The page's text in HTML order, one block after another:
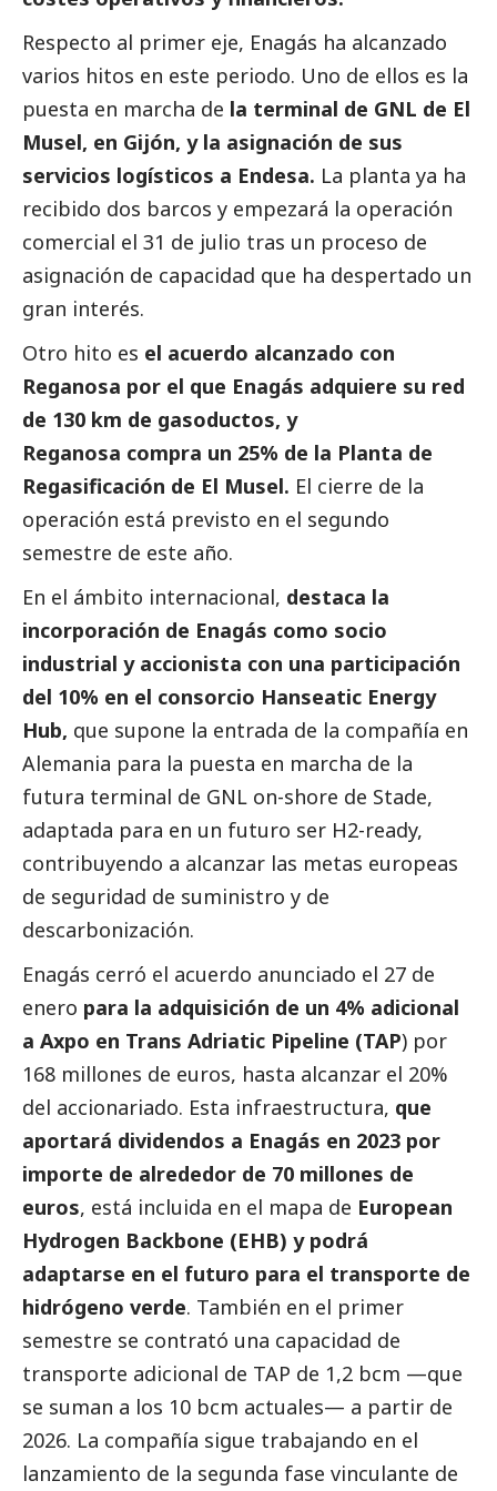
Respecto al primer eje, Enagás ha alcanzado
varios hitos en este periodo. Uno de ellos es la
puesta en marcha de la terminal de GNL de El
Musel, en Gijón, y la asignación de sus
servicios logísticos a Endesa. La planta ya ha
recibido dos barcos y empezará la operación
comercial el 31 de julio tras un proceso de
asignación de capacidad que ha despertado un
gran interés.
Otro hito es el acuerdo alcanzado con
Reganosa por el que Enagás adquiere su red
de 130 km de gasoductos, y
Reganosa compra un 25% de la Planta de
Regasificación de El Musel. El cierre de la
operación está previsto en el segundo
semestre de este año.
En el ámbito internacional, destaca la
incorporación de Enagás como socio
industrial y accionista con una participación
del 10% en el consorcio Hanseatic Energy
Hub, que supone la entrada de la compañía en
Alemania para la puesta en marcha de la
futura terminal de GNL on-shore de Stade,
adaptada para en un futuro ser H2-ready,
contribuyendo a alcanzar las metas europeas
de seguridad de suministro y de
descarbonización.
Enagás cerró el acuerdo anunciado el 27 de
enero para la adquisición de un 4% adicional
a Axpo en Trans Adriatic Pipeline (TAP) por
168 millones de euros, hasta alcanzar el 20%
del accionariado. Esta infraestructura, que
aportará dividendos a Enagás en 2023 por
importe de alrededor de 70 millones de
euros, está incluida en el mapa de European
Hydrogen Backbone (EHB) y podrá
adaptarse en el futuro para el transporte de
hidrógeno verde. También en el primer
semestre se contrató una capacidad de
transporte adicional de TAP de 1,2 bcm —que
se suman a los 10 bcm actuales— a partir de
2026. La compañía sigue trabajando en el
lanzamiento de la segunda fase vinculante de